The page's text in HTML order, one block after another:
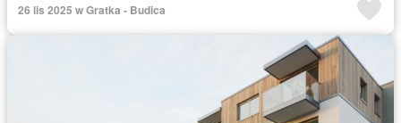
26 lis 2025 w Gratka - Budica